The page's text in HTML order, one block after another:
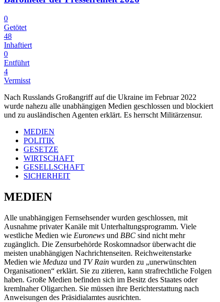
0
Getötet
48
Inhaftiert
0
Entführt
4
Vermisst
Nach Russlands Großangriff auf die Ukraine im Februar 2022
wurde nahezu alle unabhängigen Medien geschlossen und blockiert
und zu ausländischen Agenten erklärt. Es herrscht Militärzensur.
MEDIEN
POLITIK
GESETZE
WIRTSCHAFT
GESELLSCHAFT
SICHERHEIT
MEDIEN
Alle unabhängigen Fernsehsender wurden geschlossen, mit
Ausnahme privater Kanäle mit Unterhaltungsprogramm. Viele
westliche Medien wie Euronews und BBC sind nicht mehr
zugänglich. Die Zensurbehörde Roskomnadsor überwacht die
meisten unabhängigen Nachrichtenseiten. Reichweitenstarke
Medien wie Meduza und TV Rain wurden zu „unerwünschten
Organisationen“ erklärt. Sie zu zitieren, kann strafrechtliche Folgen
haben. Große Medien befinden sich im Besitz des Staates oder
kremlnaher Oligarchen. Sie müssen ihre Berichterstattung nach
Anweisungen des Präsidialamtes ausrichten.